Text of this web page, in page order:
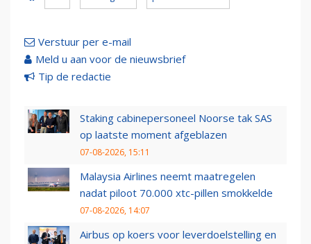
Verstuur per e-mail
Meld u aan voor de nieuwsbrief
Tip de redactie
Staking cabinepersoneel Noorse tak SAS
op laatste moment afgeblazen
07-08-2026, 15:11
Malaysia Airlines neemt maatregelen
nadat piloot 70.000 xtc-pillen smokkelde
07-08-2026, 14:07
Airbus op koers voor leverdoelstelling en